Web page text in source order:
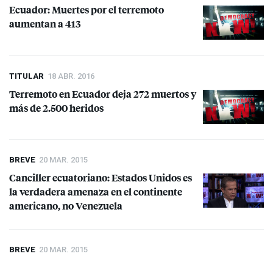
Ecuador: Muertes por el terremoto
aumentan a 413
TITULAR 18 ABR. 2016
Terremoto en Ecuador deja 272 muertos y
más de 2.500 heridos
BREVE 20 MAR. 2015
Canciller ecuatoriano: Estados Unidos es
la verdadera amenaza en el continente
americano, no Venezuela
BREVE 20 MAR. 2015